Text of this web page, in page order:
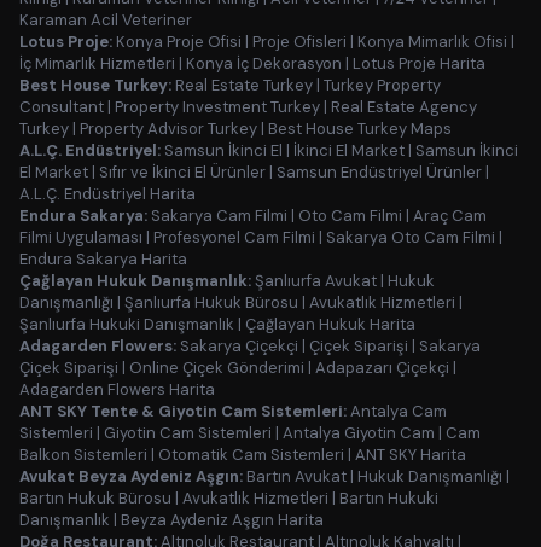
Karaman Acil Veteriner
Lotus Proje: Konya Proje Ofisi | Proje Ofisleri | Konya Mimarlık Ofisi |
İç Mimarlık Hizmetleri | Konya İç Dekorasyon | Lotus Proje Harita
Best House Turkey: Real Estate Turkey | Turkey Property
Consultant | Property Investment Turkey | Real Estate Agency
Turkey | Property Advisor Turkey | Best House Turkey Maps
A.L.Ç. Endüstriyel: Samsun İkinci El | İkinci El Market | Samsun İkinci
El Market | Sıfır ve İkinci El Ürünler | Samsun Endüstriyel Ürünler |
A.L.Ç. Endüstriyel Harita
Endura Sakarya: Sakarya Cam Filmi | Oto Cam Filmi | Araç Cam
Filmi Uygulaması | Profesyonel Cam Filmi | Sakarya Oto Cam Filmi |
Endura Sakarya Harita
Çağlayan Hukuk Danışmanlık:Şanlıurfa Avukat | Hukuk
Danışmanlığı | Şanlıurfa Hukuk Bürosu | Avukatlık Hizmetleri |
Şanlıurfa Hukuki Danışmanlık | Çağlayan Hukuk Harita
Adagarden Flowers: Sakarya Çiçekçi | Çiçek Siparişi | Sakarya
Çiçek Siparişi | Online Çiçek Gönderimi | Adapazarı Çiçekçi |
Adagarden Flowers Harita
ANT SKY Tente & Giyotin Cam Sistemleri:Antalya Cam
Sistemleri | Giyotin Cam Sistemleri | Antalya Giyotin Cam | Cam
Balkon Sistemleri | Otomatik Cam Sistemleri | ANT SKY Harita
Avukat Beyza Aydeniz Aşgın: Bartın Avukat | Hukuk Danışmanlığı |
Bartın Hukuk Bürosu | Avukatlık Hizmetleri | Bartın Hukuki
Danışmanlık | Beyza Aydeniz Aşgın Harita
Doğa Restaurant:Altınoluk Restaurant | Altınoluk Kahvaltı |